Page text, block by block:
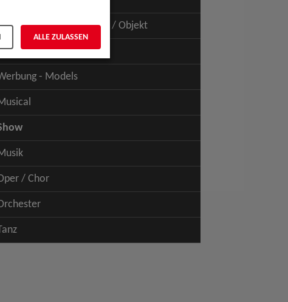
- Figur / Puppe / Objekt
- Talents
- Models
/ Chor
ALLE ZULASSEN